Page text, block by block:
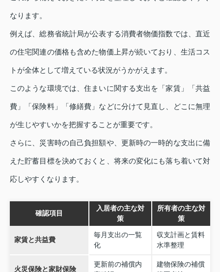
なります。
例えば、総務省統計局が公表する消費者物価指数では、直近
の住宅関連の価格も含めた物価上昇が続いており、生活コス
トが全体として増えている状況がうかがえます。
このような環境では、住まいに関する支出を「家賃」「共益
費」「保険料」「修繕費」などに分けて見直し、どこに無理
が生じやすいかを把握することが重要です。
さらに、災害時の自己負担額や、更新時の一時的な支出に備
えた貯蓄目標を決めておくと、将来の変化にも落ち着いて対
応しやすくなります。
確認項目
入居者の主な対
策
所有者の主な対
策
家賃と共益費
毎月支出の一覧
化
収支計画と賃料
水準整理
火災保険と家財保険
更新前の補償内
建物保険の補償